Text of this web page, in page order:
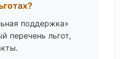
поддержка»
перечень льгот,